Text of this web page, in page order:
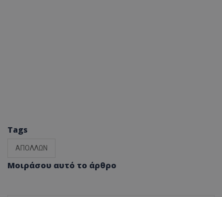
Tags
ΑΠΟΛΛΩΝ
Μοιράσου αυτό το άρθρο